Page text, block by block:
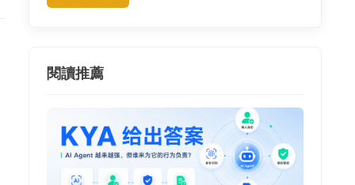
閱讀推薦